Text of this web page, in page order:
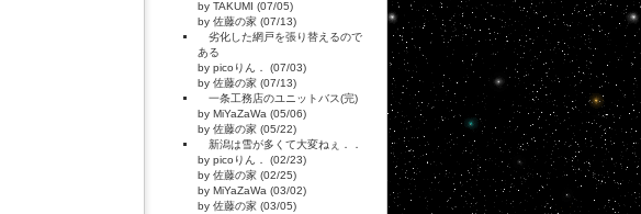
by TAKUMI (07/05)
by 佐藤の家 (07/13)
劣化した網戸を張り替えるので
ある
by picoりん． (07/03)
by 佐藤の家 (07/13)
一条工務店のユニットバス(完)
by MiYaZaWa (05/06)
by 佐藤の家 (05/22)
新潟は雪が多くて大変ねぇ．．
by picoりん． (02/23)
by 佐藤の家 (02/25)
by MiYaZaWa (03/02)
by 佐藤の家 (03/05)